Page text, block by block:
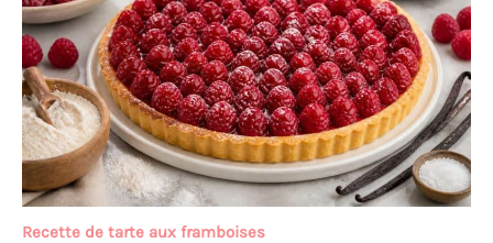
Recette de tarte aux framboises